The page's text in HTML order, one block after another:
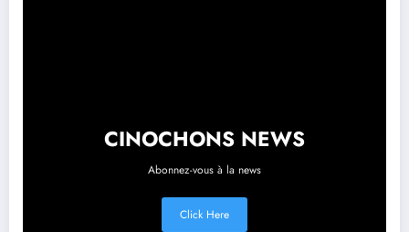
CINOCHONS NEWS
Abonnez-vous à la news
Click Here